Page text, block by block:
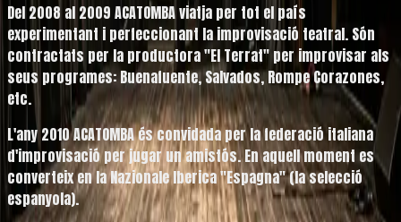
Del 2008 al 2009 ACATOMBA viatja per tot el país
experimentant i perfeccionant la improvisació teatral. Són
contractats per la productora "El Terrat" per improvisar als
seus programes: Buenafuente, Salvados, Rompe Corazones,
etc.
L'any 2010ACATOMBA és convidada per la federació italiana
d'improvisació per jugar un amistós. En aquell moment es
converteix en la Nazionale Iberica "Espagna" (la selecció
espanyola).